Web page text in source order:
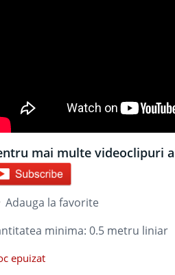
mai multe videoclipuri
Adauga la favorite
minima: 0.5 metru liniar
epuizat